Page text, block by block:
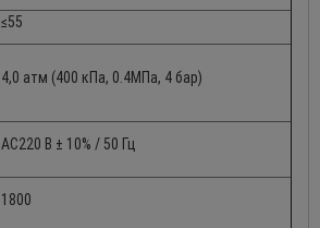
≤55
4,0 атм (400 кПа, 0.4МПа, 4 бар)
АС220 В ± 10% / 50 Гц
1800